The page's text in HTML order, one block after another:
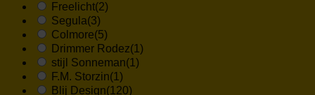
Freelicht(2)
Segula(3)
Colmore(5)
Drimmer Rodez(1)
stijl Sonneman(1)
F.M. Storzin(1)
Blij Design(120)